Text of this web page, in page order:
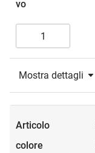
Mostra dettagli